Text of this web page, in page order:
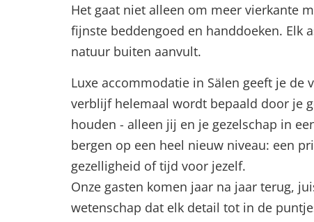
Het gaat niet alleen om meer vierkante
fijnste beddengoed en handdoeken. Elk
natuur buiten aanvult.
Luxe accommodatie in Sälen geeft je
verblijf helemaal wordt bepaald door je
houden - alleen jij en je gezelschap in
bergen op een heel nieuw niveau: een
gezelligheid of tijd voor jezelf.
Onze gasten komen jaar na jaar terug,
wetenschap dat elk detail tot in de